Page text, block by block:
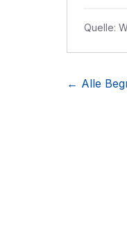
Quelle:
← Alle